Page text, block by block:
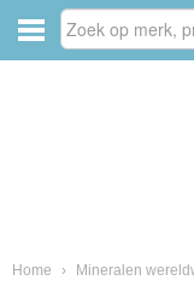
Home › Mineralen
van fossielen en